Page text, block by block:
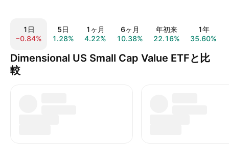
1日
−0.84%
5日
1.28%
1ヶ月
4.22%
6ヶ月
10.38%
年初来
22.16%
1年
35.60%
Dimensional US Small Cap Value ETFと比
較